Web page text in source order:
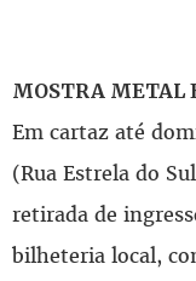
MOSTRA METAL
Em cartaz até
(Rua Estrela do
retirada de
bilheteria local,